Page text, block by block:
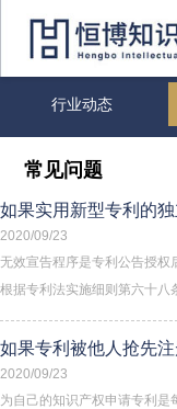
行业动态
常见问题
如果实用新型专利的
求还有效吗？
2020/09/23
无效宣告程序是专利公告授权
根据专利法实施细则第六十八
新型专利的专利权人可以修改
查指南》规定：在无效宣告请
一事不在理原则、当事人处...
如果专利被他人抢先
2020/09/23
为自己的知识产权申请专利